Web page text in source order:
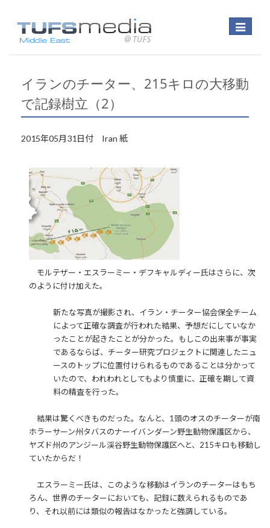
Toggle
イランのチーター、215キロの大移動
で記録樹立（2）
2015年05月31日付 Iran 紙
モルテザー・エスラーミー・デフキャルディー氏はさらに、次
のように付け加えた。
新たな写真が撮影され、イラン・チーター協会保全チーム
によって正確な調査が行われた結果、予想だにしていなか
ったことが起きたことが分かった。もしこの出来事が事実
であるならば、チーター研究プロジェクトに関連したニュ
ースのトップに位置付けられるものであることは分かって
いたので、われわれとしてもより慎重に、正確を期して資
料の精査を行った。
結果は驚くべきものだった。なんと、1頭のオスのチーターが南
ホラーサーン州タバスのナーイバンダーン野生動物保護区から、
ヤズド州のアンジール渓谷野生動物保護区へと、215キロも移動し
ていたからだ！
エスラーミー氏は、このような移動はイランのチーターはもち
ろん、世界のチーターにおいても、記録に数えられるものであ
り、それ以前には類似の報告はなかったと強調している。